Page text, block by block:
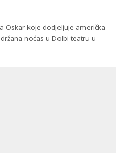
Oskar koje dodjeljuje američka
noćas u Dolbi teatru u